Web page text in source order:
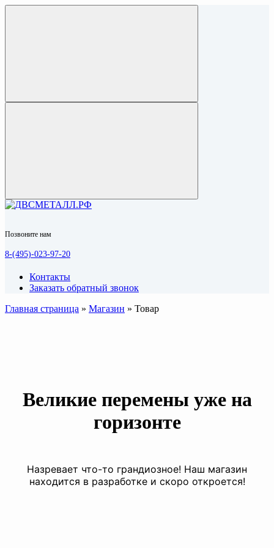
Позвоните нам
8-(495)-023-97-20
Контакты
Заказать обратный звонок
Главная страница » Магазин » Товар
Великие перемены уже на
горизонте
Назревает что-то грандиозное! Наш магазин
находится в разработке и скоро откроется!